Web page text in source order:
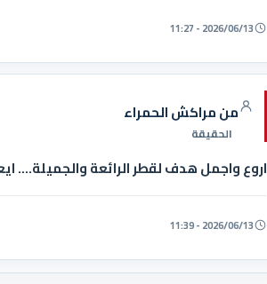
2026/06/13 - 11:27
من مراكش الحمراء
الحقيقة
اروع واجمل هدف لقطر الرائعة والجميلة....
2026/06/13 - 11:39